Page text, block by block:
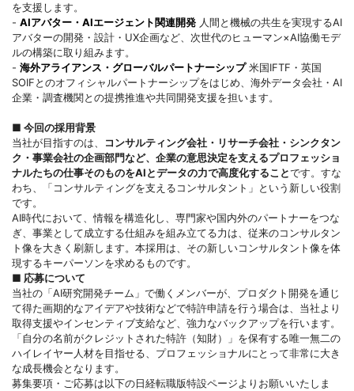
を支援します。
- AIアバター・AIエージェント関連開発 人間と機械の共生を実現するAI
アバターの開発・設計・UX企画など、次世代のヒューマン×AI協働モデ
ルの構築に取り組みます。
- 海外アライアンス・グローバルパートナーシップ米国IFTF・英国
SOIFとのオフィシャルパートナーシップをはじめ、海外データ会社・AI
企業・調査機関との提携推進や共同開発支援を担います。
■ 今回の採用背景
当社が目指すのは、
コンサルティング会社・リサーチ会社・シンクタン
ク・事業会社の企画部門など、企業の意思決定を支えるプロフェッショ
ナルたちの仕事そのものをAIとデータの力で高度化することです。すな
わち、「コンサルティングを支えるコンサルタント」という新しい役割
です。
AI時代において、情報を構造化し、専門家や国内外のパートナーをつな
ぎ、事業として成立する仕組みを組み立てる力は、従来のコンサルタン
ト像を大きく刷新します。本採用は、その新しいコンサルタント像を体
現するキーパーソンを求めるものです。
■ 応募について
当社の「AI研究開発チーム」で働くメンバーが、プロダクト開発を通じ
て得た画期的なアイデアや技術などで特許申請を行う場合は、当社より
取得支援やインセンティブ支給など、強力なバックアップを行います。
「自分の名前がクレジットされた特許（知財）」を保有する唯一無二の
ハイレイヤー人材を目指せる、プロフェッショナルにとって非常に大き
な成長機会となります。
募集要項・ご応募は以下の日経転職版特設ページよりお願いいたしま